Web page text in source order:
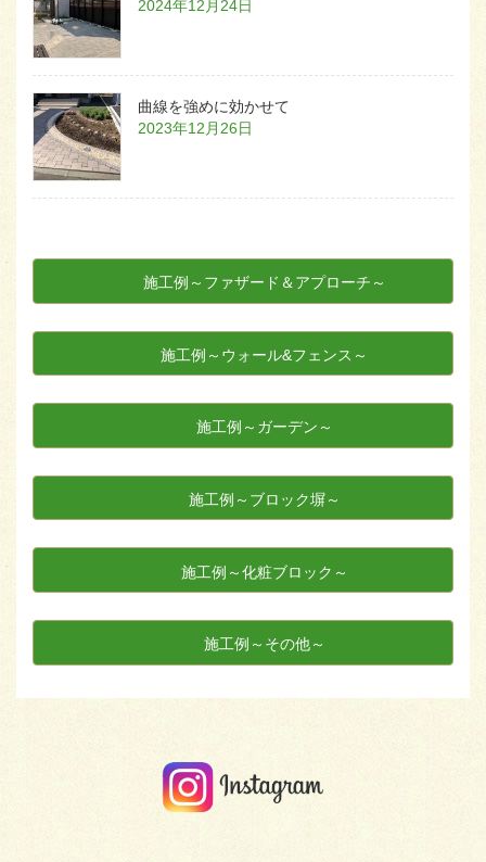
2024年12月24日
曲線を強めに効かせて
2023年12月26日
施工例～ファザード＆アプローチ～
施工例～ウォール&フェンス～
施工例～ガーデン～
施工例～ブロック塀～
施工例～化粧ブロック～
施工例～その他～